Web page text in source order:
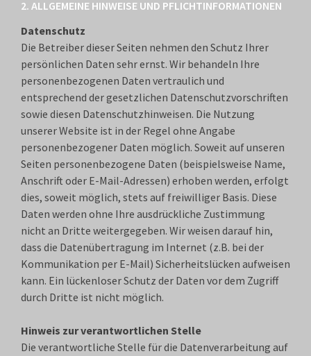
2. ALLGEMEINE HINWEISE UND PFLICHTINFORMATIONEN
Datenschutz
Die Betreiber dieser Seiten nehmen den Schutz Ihrer
persönlichen Daten sehr ernst. Wir behandeln Ihre
personenbezogenen Daten vertraulich und
entsprechend der gesetzlichen Datenschutzvorschriften
sowie diesen Datenschutzhinweisen. Die Nutzung
unserer Website ist in der Regel ohne Angabe
personenbezogener Daten möglich. Soweit auf unseren
Seiten personenbezogene Daten (beispielsweise Name,
Anschrift oder E-Mail-Adressen) erhoben werden, erfolgt
dies, soweit möglich, stets auf freiwilliger Basis. Diese
Daten werden ohne Ihre ausdrückliche Zustimmung
nicht an Dritte weitergegeben. Wir weisen darauf hin,
dass die Datenübertragung im Internet (z.B. bei der
Kommunikation per E-Mail) Sicherheitslücken aufweisen
kann. Ein lückenloser Schutz der Daten vor dem Zugriff
durch Dritte ist nicht möglich.
Hinweis zur verantwortlichen Stelle
Die verantwortliche Stelle für die Datenverarbeitung auf